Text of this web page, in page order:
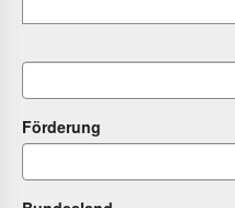
von
Förderung